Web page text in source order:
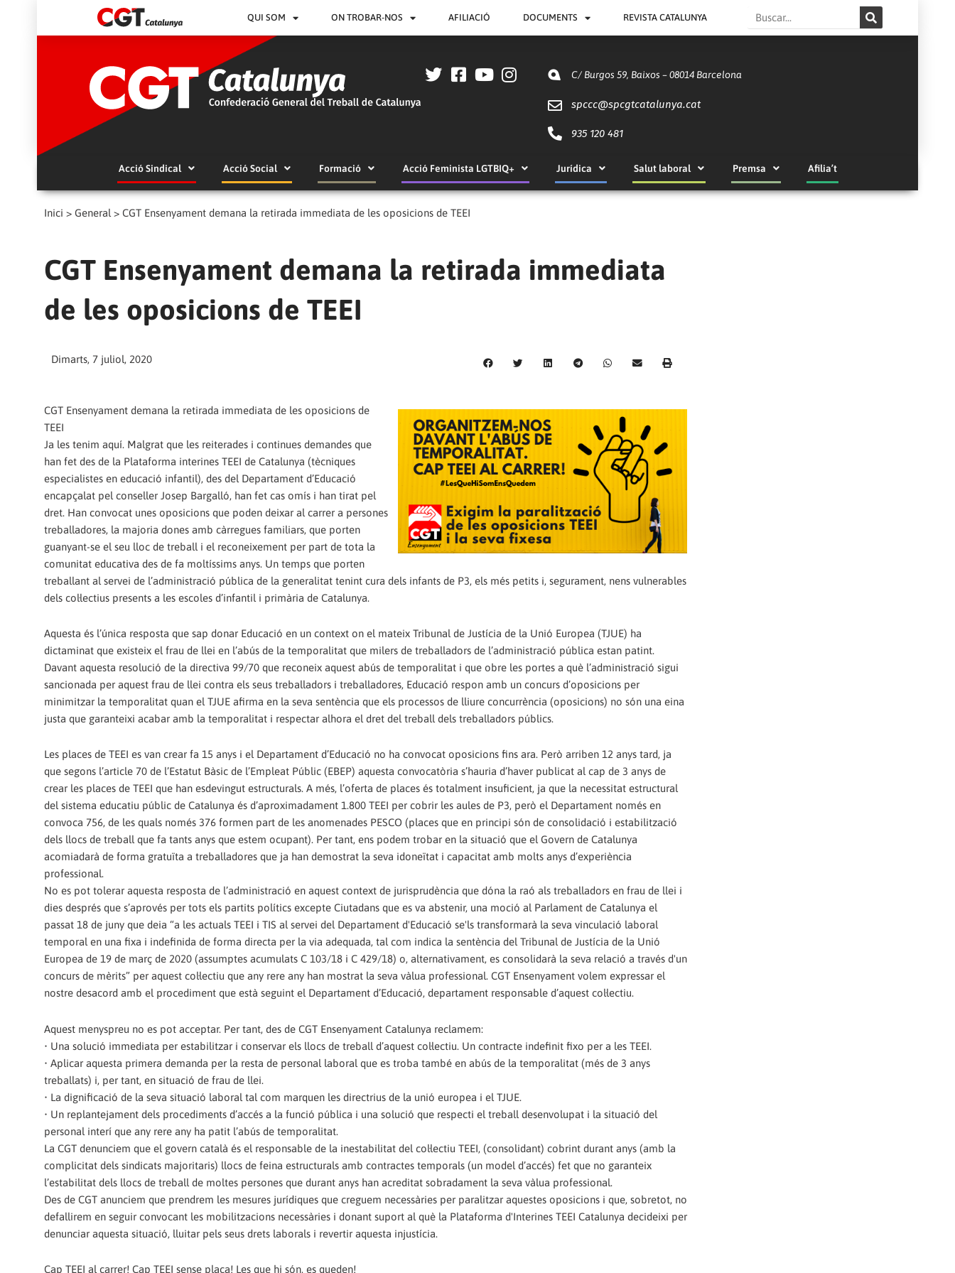
QUI SOM ON TROBAR-NOS AFILIACIÓ DOCUMENTS REVISTA CATALUNYA Search
C/ Burgos 59, Baixos – 08014 Barcelona
spccc@spcgtcatalunya.cat
935 120 481
Acció Sindical Acció Social Formació Acció Feminista LGTBIQ+ Jurídica Salut laboral Premsa Afilia’t
Inici > General > CGT Ensenyament demana la retirada immediata de les oposicions de TEEI
CGT Ensenyament demana la retirada immediata
de les oposicions de TEEI
Dimarts, 7 juliol, 2020
CGT Ensenyament demana la retirada immediata de les oposicions de
TEEI
Ja les tenim aquí. Malgrat que les reiterades i continues demandes que
han fet des de la Plataforma interines TEEI de Catalunya (tècniques
especialistes en educació infantil), des del Departament d’Educació
encapçalat pel conseller Josep Bargalló, han fet cas omís i han tirat pel
dret. Han convocat unes oposicions que poden deixar al carrer a persones
treballadores, la majoria dones amb càrregues familiars, que porten
guanyant-se el seu lloc de treball i el reconeixement per part de tota la
comunitat educativa des de fa moltíssims anys. Un temps que porten
treballant al servei de l’administració pública de la generalitat tenint cura dels infants de P3, els més petits i, segurament, nens vulnerables
dels col·lectius presents a les escoles d’infantil i primària de Catalunya.
Aquesta és l’única resposta que sap donar Educació en un context on el mateix Tribunal de Justícia de la Unió Europea (TJUE) ha
dictaminat que existeix el frau de llei en l’abús de la temporalitat que milers de treballadors de l’administració pública estan patint.
Davant aquesta resolució de la directiva 99/70 que reconeix aquest abús de temporalitat i que obre les portes a què l’administració sigui
sancionada per aquest frau de llei contra els seus treballadors i treballadores, Educació respon amb un concurs d’oposicions per
minimitzar la temporalitat quan el TJUE afirma en la seva sentència que els processos de lliure concurrència (oposicions) no són una eina
justa que garanteixi acabar amb la temporalitat i respectar alhora el dret del treball dels treballadors públics.
Les places de TEEI es van crear fa 15 anys i el Departament d’Educació no ha convocat oposicions fins ara. Però arriben 12 anys tard, ja
que segons l’article 70 de l’Estatut Bàsic de l’Empleat Públic (EBEP) aquesta convocatòria s’hauria d’haver publicat al cap de 3 anys de
crear les places de TEEI que han esdevingut estructurals. A més, l’oferta de places és totalment insuficient, ja que la necessitat estructural
del sistema educatiu públic de Catalunya és d’aproximadament 1.800 TEEI per cobrir les aules de P3, però el Departament només en
convoca 756, de les quals només 376 formen part de les anomenades PESCO (places que en principi són de consolidació i estabilització
dels llocs de treball que fa tants anys que estem ocupant). Per tant, ens podem trobar en la situació que el Govern de Catalunya
acomiadarà de forma gratuïta a treballadores que ja han demostrat la seva idoneïtat i capacitat amb molts anys d’experiència
professional.
No es pot tolerar aquesta resposta de l’administració en aquest context de jurisprudència que dóna la raó als treballadors en frau de llei i
dies després que s’aprovés per tots els partits polítics excepte Ciutadans que es va abstenir, una moció al Parlament de Catalunya el
passat 18 de juny que deia “a les actuals TEEI i TIS al servei del Departament d'Educació se'ls transformarà la seva vinculació laboral
temporal en una fixa i indefinida de forma directa per la via adequada, tal com indica la sentència del Tribunal de Justícia de la Unió
Europea de 19 de març de 2020 (assumptes acumulats C 103/18 i C 429/18) o, alternativament, es consolidarà la seva relació a través d'un
concurs de mèrits” per aquest col·lectiu que any rere any han mostrat la seva vàlua professional. CGT Ensenyament volem expressar el
nostre desacord amb el procediment que està seguint el Departament d’Educació, departament responsable d’aquest col·lectiu.
Aquest menyspreu no es pot acceptar. Per tant, des de CGT Ensenyament Catalunya reclamem:
• Una solució immediata per estabilitzar i conservar els llocs de treball d’aquest col·lectiu. Un contracte indefinit fixo per a les TEEI.
• Aplicar aquesta primera demanda per la resta de personal laboral que es troba també en abús de la temporalitat (més de 3 anys
treballats) i, per tant, en situació de frau de llei.
• La dignificació de la seva situació laboral tal com marquen les directrius de la unió europea i el TJUE.
• Un replantejament dels procediments d’accés a la funció pública i una solució que respecti el treball desenvolupat i la situació del
personal interí que any rere any ha patit l’abús de temporalitat.
La CGT denunciem que el govern català és el responsable de la inestabilitat del col·lectiu TEEI, (consolidant) cobrint durant anys (amb la
complicitat dels sindicats majoritaris) llocs de feina estructurals amb contractes temporals (un model d’accés) fet que no garanteix
l’estabilitat dels llocs de treball de moltes persones que durant anys han acreditat sobradament la seva vàlua professional.
Des de CGT anunciem que prendrem les mesures jurídiques que creguem necessàries per paralitzar aquestes oposicions i que, sobretot, no
defallirem en seguir convocant les mobilitzacions necessàries i donant suport al què la Plataforma d'Interines TEEI Catalunya decideixi per
denunciar aquesta situació, lluitar pels seus drets laborals i revertir aquesta injustícia.
Cap TEEI al carrer! Cap TEEI sense plaça! Les que hi són, es queden!